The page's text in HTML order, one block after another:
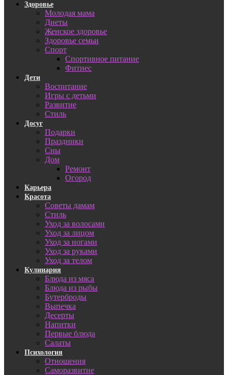
Здоровье
Молодая мама
Диеты
Женское здоровье
Здоровье семьи
Спорт
Спортивное питание
Фитнес
Дети
Воспитание
Игры с детьми
Развитие
Стиль
Досуг
Подарки
Праздники
Сны
Дом
Ремонт
Огород
Карьера
Красота
Советы дамам
Стиль
Уход за волосами
Уход за лицом
Уход за ногами
Уход за руками
Уход за телом
Кулинария
Блюда из мяса
Блюда из рыбы
Бутерброды
Выпечка
Десерты
Напитки
Первые блюда
Салаты
Психология
Отношения
Саморазвитие